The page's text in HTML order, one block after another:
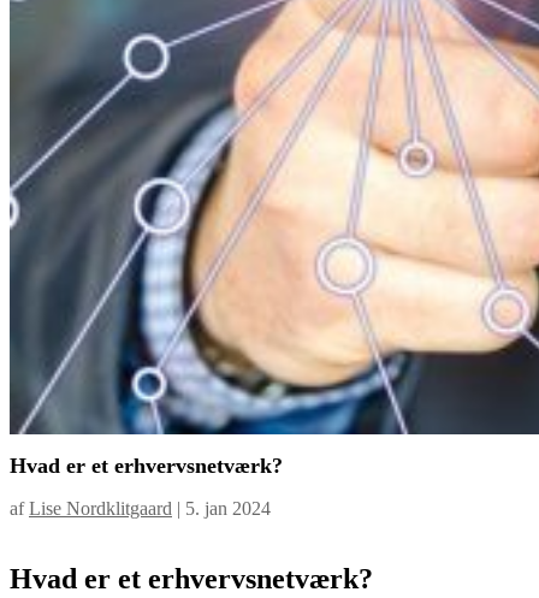
Hvad er et erhvervsnetværk?
afLise Nordklitgaard | 5. jan 2024
Hvad er et erhvervsnetværk?